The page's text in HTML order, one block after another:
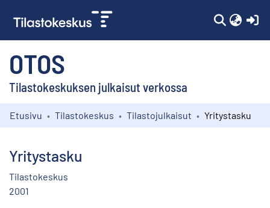
OTOS
Tilastokeskuksen julkaisut verkossa
Selaa
Etusivu Tilastokeskus Tilastojulkaisut Yritystasku
Yritystasku
Tilastokeskus
2001